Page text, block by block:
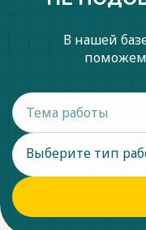
В нашей
Выберите тип